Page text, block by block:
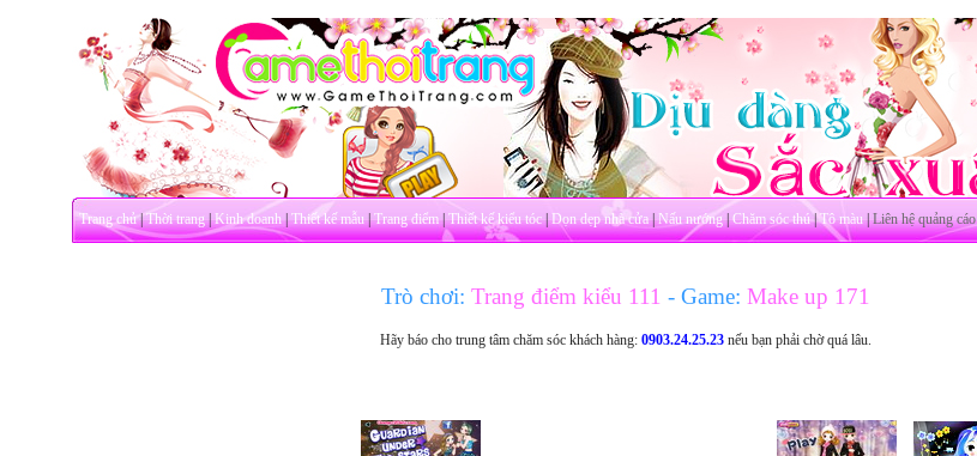
Trang chủ|Thời trang|Kinh doanh|Thiết kế mẫu|Trang điểm|Thiết kế kiểu tóc|Dọn dẹp nhà cửa|Nấu nướng|Chăm sóc thú|Tô màu|Liên hệ quảng cáo
Trò chơi: Trang điểm kiểu 111 - Game: Make up 171
Hãy báo cho trung tâm chăm sóc khách hàng: 0903.24.25.23 nếu bạn phải chờ quá lâu.